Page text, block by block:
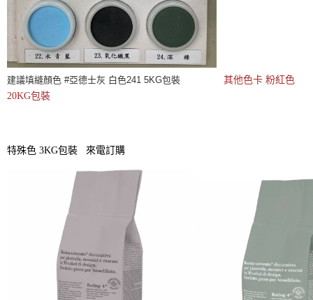
建議填縫顏色 #亞德士灰 白色241 5KG包裝
其他色卡 粉紅色
20KG包裝
特殊色 3KG包裝 來電訂購